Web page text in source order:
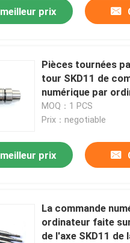
meilleur prix
Pièces tournées
tour SKD11 de
numérique par
l'industrie de
MOQ：1 PCS
Prix：negotiable
meilleur prix
La commande
ordinateur faite
de l'axe SKD11 de